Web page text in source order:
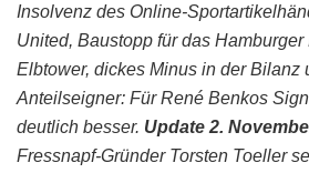
Insolvenz des Online-
United, Baustopp für das
Elbtower, dickes Minus in der Bilanz
Anteilseigner: Für René Benkos
deutlich besser. Update 2.
Fressnapf-Gründer Torsten Toeller